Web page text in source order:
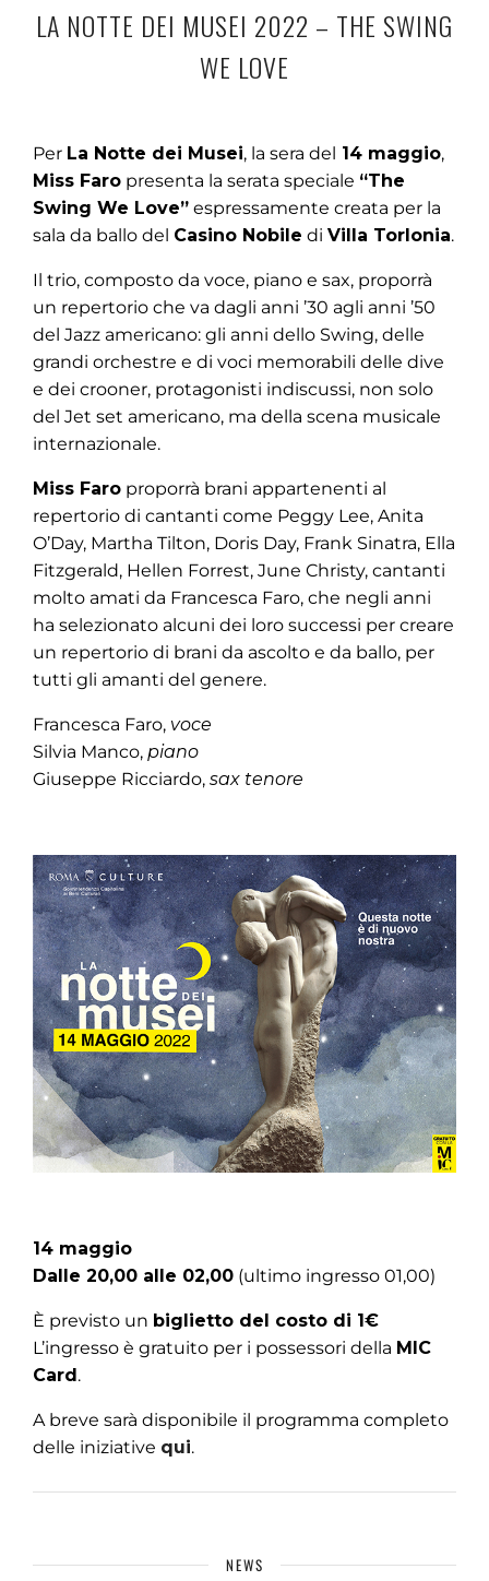
LA NOTTE DEI MUSEI 2022 – THE SWING
WE LOVE
Per La Notte dei Musei, la sera del 14 maggio,
Miss Faro presenta la serata speciale “The
Swing We Love” espressamente creata per la
sala da ballo del Casino Nobile di Villa Torlonia.
Il trio, composto da voce, piano e sax, proporrà
un repertorio che va dagli anni ’30 agli anni ’50
del Jazz americano: gli anni dello Swing, delle
grandi orchestre e di voci memorabili delle dive
e dei crooner, protagonisti indiscussi, non solo
del Jet set americano, ma della scena musicale
internazionale.
Miss Faro proporrà brani appartenenti al
repertorio di cantanti come Peggy Lee, Anita
O’Day, Martha Tilton, Doris Day, Frank Sinatra, Ella
Fitzgerald, Hellen Forrest, June Christy, cantanti
molto amati da Francesca Faro, che negli anni
ha selezionato alcuni dei loro successi per creare
un repertorio di brani da ascolto e da ballo, per
tutti gli amanti del genere.
Francesca Faro, voce
Silvia Manco, piano
Giuseppe Ricciardo, sax tenore
14 maggio
Dalle 20,00 alle 02,00 (ultimo ingresso 01,00)
È previsto un biglietto del costo di 1€
L’ingresso è gratuito per i possessori della MIC
Card .
A breve sarà disponibile il programma completo
delle iniziative qui.
NEWS